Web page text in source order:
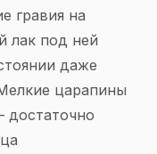
гравия на
лак под ней
даже
царапины
достаточно